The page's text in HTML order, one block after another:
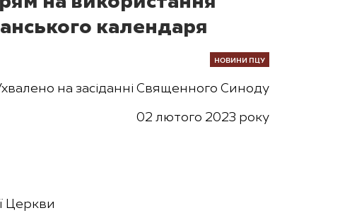
календаря
НОВИНИ ПЦУ
на засіданні Священного Синоду
02 лютого 2023 року
Церкви